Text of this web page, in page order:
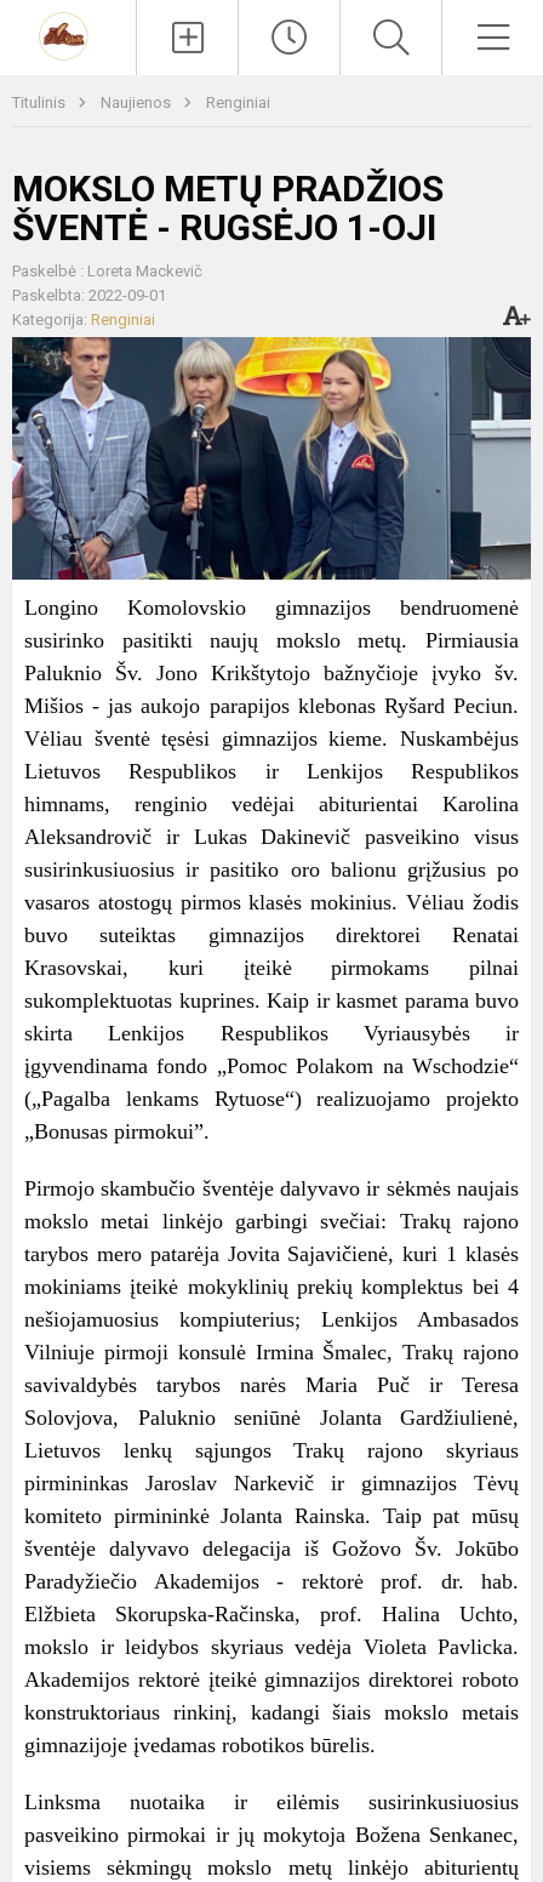
Titulinis Naujienos Renginiai
MOKSLO METŲ PRADŽIOS
ŠVENTĖ - RUGSĖJO 1-OJI
Paskelbė : Loreta Mackevič
Paskelbta: 2022-09-01
Kategorija: Renginiai
Longino Komolovskio gimnazijos bendruomenė
susirinko pasitikti naujų mokslo metų. Pirmiausia
Paluknio Šv. Jono Krikštytojo bažnyčioje įvyko šv.
Mišios - jas aukojo parapijos klebonas Ryšard Peciun.
Vėliau šventė tęsėsi gimnazijos kieme. Nuskambėjus
Lietuvos Respublikos ir Lenkijos Respublikos
himnams, renginio vedėjai abiturientai Karolina
Aleksandrovič ir Lukas Dakinevič pasveikino visus
susirinkusiuosius ir pasitiko oro balionu grįžusius po
vasaros atostogų pirmos klasės mokinius. Vėliau žodis
buvo suteiktas gimnazijos direktorei Renatai
Krasovskai, kuri įteikė pirmokams pilnai
sukomplektuotas kuprines. Kaip ir kasmet parama buvo
skirta Lenkijos Respublikos Vyriausybės ir
įgyvendinama fondo „Pomoc Polakom na Wschodzie“
(„Pagalba lenkams Rytuose“) realizuojamo projekto
„Bonusas pirmokui”.
Pirmojo skambučio šventėje dalyvavo ir sėkmės naujais
mokslo metai linkėjo garbingi svečiai: Trakų rajono
tarybos mero patarėja Jovita Sajavičienė, kuri 1 klasės
mokiniams įteikė mokyklinių prekių komplektus bei 4
nešiojamuosius kompiuterius; Lenkijos Ambasados
Vilniuje pirmoji konsulė Irmina Šmalec, Trakų rajono
savivaldybės tarybos narės Maria Puč ir Teresa
Solovjova, Paluknio seniūnė Jolanta Gardžiulienė,
Lietuvos lenkų sąjungos Trakų rajono skyriaus
pirmininkas Jaroslav Narkevič ir gimnazijos Tėvų
komiteto pirmininkė Jolanta Rainska. Taip pat mūsų
šventėje dalyvavo delegacija iš Gožovo Šv. Jokūbo
Paradyžiečio Akademijos - rektorė prof. dr. hab.
Elžbieta Skorupska-Račinska, prof. Halina Uchto,
mokslo ir leidybos skyriaus vedėja Violeta Pavlicka.
Akademijos rektorė įteikė gimnazijos direktorei roboto
konstruktoriaus rinkinį, kadangi šiais mokslo metais
gimnazijoje įvedamas robotikos būrelis.
Linksma nuotaika ir eilėmis susirinkusiuosius
pasveikino pirmokai ir jų mokytoja Božena Senkanec,
visiems sėkmingų mokslo metų linkėjo abiturientų